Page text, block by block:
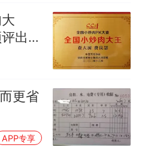
出
更省
APP专享